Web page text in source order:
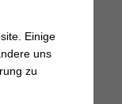
Einige
uns
zu